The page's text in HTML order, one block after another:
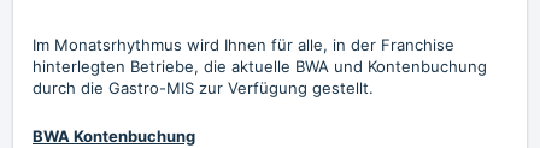
Im Monatsrhythmus wird Ihnen für alle, in der Franchise
hinterlegten Betriebe, die aktuelle BWA und Kontenbuchung
durch die Gastro-MIS zur Verfügung gestellt.
BWA Kontenbuchung